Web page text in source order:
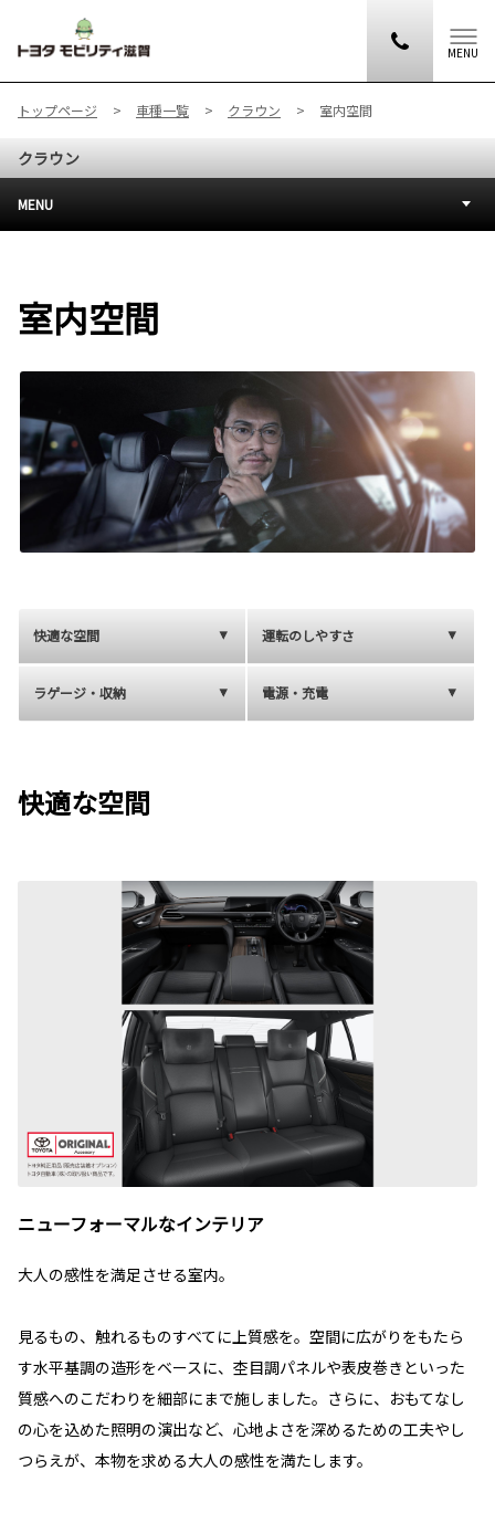
MENU
トップページ 車種一覧 クラウン 室内空間
クラウン
MENU
室内空間
快適な空間 運転のしやすさ
ラゲージ・収納 電源・充電
快適な空間
ニューフォーマルなインテリア
大人の感性を満足させる室内。
見るもの、触れるものすべてに上質感を。空間に広がりをもたら
す水平基調の造形をベースに、杢目調パネルや表皮巻きといった
質感へのこだわりを細部にまで施しました。さらに、おもてなし
の心を込めた照明の演出など、心地よさを深めるための工夫やし
つらえが、本物を求める大人の感性を満たします。